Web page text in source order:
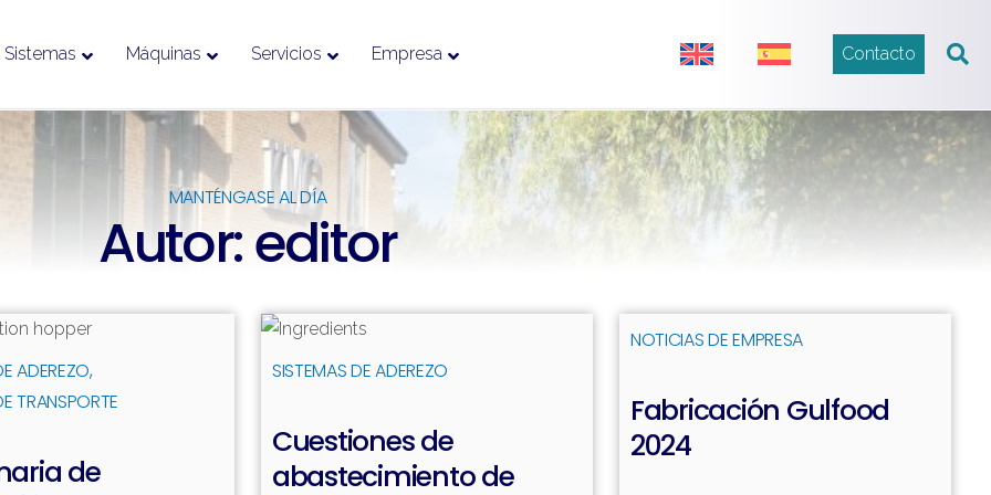
Sistemas Máquinas Servicios Empresa Contacto
MANTÉNGASE AL DÍA
Autor:editor
ADEREZO
TRANSPORTE
de
SISTEMAS DE ADEREZO
Cuestiones de
abastecimiento de
NOTICIAS DE EMPRESA
Fabricación Gulfood
2024